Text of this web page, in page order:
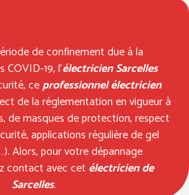
de confinement due à la
19, l’électricien Sarcelles
ceprofessionnel électricien
de la réglementation en vigueur à
de masques de protection, respect
applications régulière de gel
Alors, pour votre dépannage
contact avec cet électricien de
Sarcelles.